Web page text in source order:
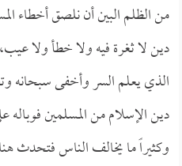
من الظلم البين أن نلصق أخطاء
دين لا ثغرة فيه ولا خطأ ولا
الذي يعلم السر وأخفى سبحانه
دين الإسلام من المسلمين
وكثيراً ما يخالف الناس فتحدث